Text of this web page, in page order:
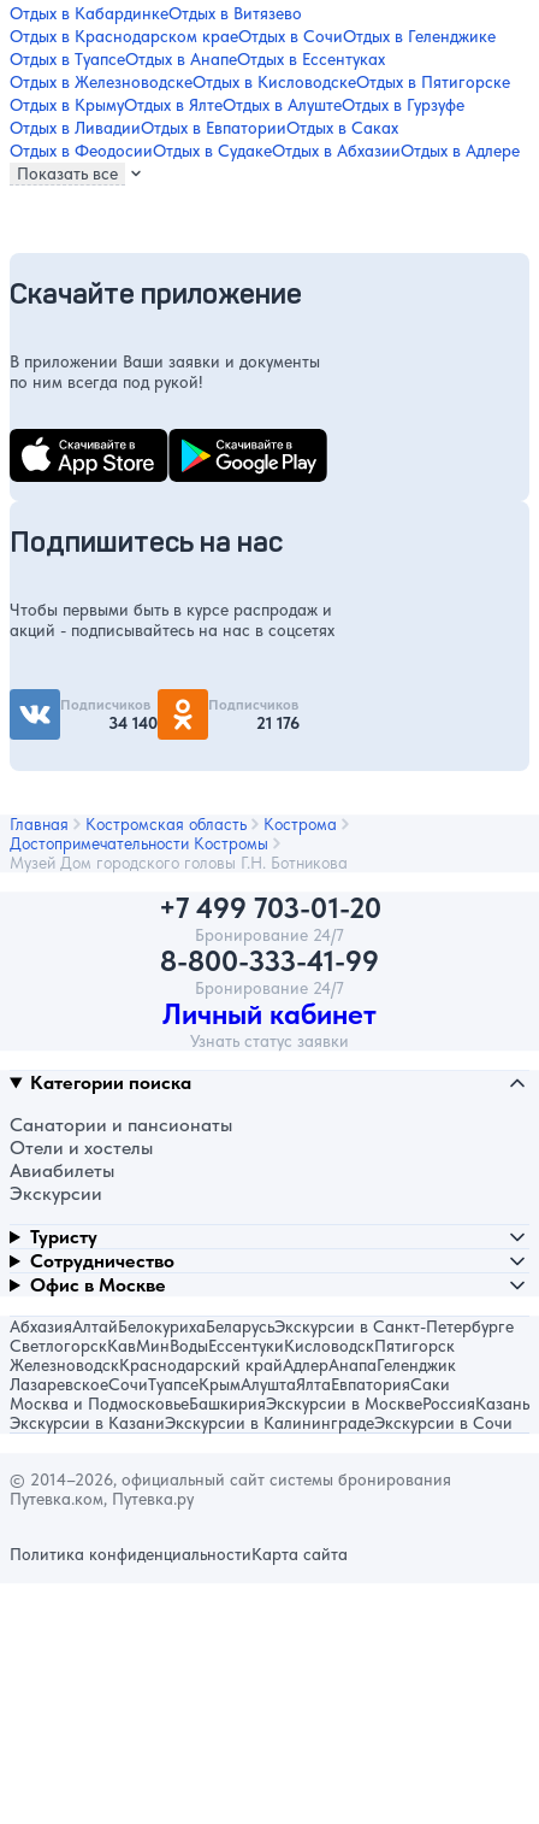
Отдых в КабардинкеОтдых в Витязево
Отдых в Краснодарском краеОтдых в СочиОтдых в Геленджике
Отдых в ТуапсеОтдых в АнапеОтдых в Ессентуках
Отдых в ЖелезноводскеОтдых в КисловодскеОтдых в Пятигорске
Отдых в КрымуОтдых в ЯлтеОтдых в АлуштеОтдых в Гурзуфе
Отдых в ЛивадииОтдых в ЕвпаторииОтдых в Саках
Отдых в ФеодосииОтдых в СудакеОтдых в АбхазииОтдых в Адлере
Показать все
Скачайте приложение
В приложении Ваши заявки и документы
по ним всегда под рукой!
Подпишитесь на нас
Чтобы первыми быть в курсе распродаж и
акций - подписывайтесь на нас в соцсетях
Подписчиков
34 140
Подписчиков
21 176
Главная Костромская область
Кострома
Достопримечательности Костромы
Музей Дом городского головы Г.Н. Ботникова
+7 499 703-01-20
Бронирование 24/7
8-800-333-41-99
Бронирование 24/7
Личный кабинет
Узнать статус заявки
Категории поиска
Санатории и пансионаты
Отели и хостелы
Авиабилеты
Экскурсии
Туристу
Сотрудничество
Офис в Москве
АбхазияАлтайБелокурихаБеларусьЭкскурсии в Санкт-Петербурге
СветлогорскКавМинВодыЕссентукиКисловодскПятигорск
ЖелезноводскКраснодарский крайАдлерАнапаГеленджик
ЛазаревскоеСочиТуапсеКрымАлуштаЯлтаЕвпаторияСаки
Москва и ПодмосковьеБашкирияЭкскурсии в МосквеРоссияКазань
Экскурсии в КазаниЭкскурсии в КалининградеЭкскурсии в Сочи
© 2014–2026, официальный сайт системы бронирования
Путевка.ком, Путевка.ру
Политика конфиденциальностиКарта сайта